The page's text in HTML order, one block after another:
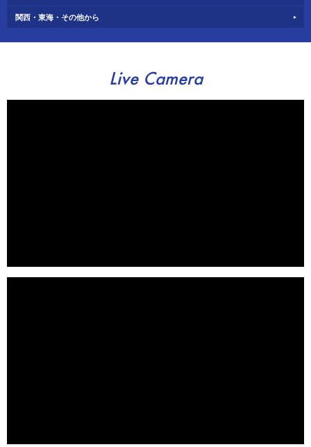
関西・東海・その他から
Live Camera